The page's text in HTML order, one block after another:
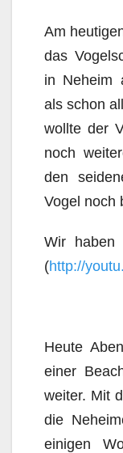
Am
das
in Neheim
als schon
wollte der
noch
den
Vogel noch
Wir haben
(http://
Heute
einer
weiter. Mit
die
einigen